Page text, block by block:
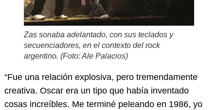
Zas sonaba adelantado, con sus teclados y
secuenciadores, en el contexto del rock
argentino. (Foto: Ale Palacios)
“Fue una relación explosiva, pero tremendamente
creativa. Oscar era un tipo que había inventado
cosas increíbles. Me terminé peleando en 1986, yo